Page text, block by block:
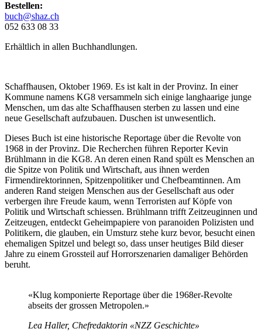
Bestellen:
buch@shaz.ch
052 633 08 33
Erhältlich in allen Buchhandlungen.
Schaffhausen, Oktober 1969. Es ist kalt in der Provinz. In einer
Kommune namens KG8 versammeln sich einige langhaarige junge
Menschen, um das alte Schaffhausen sterben zu lassen und eine
neue Gesellschaft aufzubauen. Duschen ist unwesentlich.
Dieses Buch ist eine historische Reportage über die Revolte von
1968 in der Provinz. Die Recherchen führen Reporter Kevin
Brühlmann in die KG8. An deren einen Rand spült es Menschen an
die Spitze von Politik und Wirtschaft, aus ihnen werden
Firmendirektorinnen, Spitzenpolitiker und Chefbeamtinnen. Am
anderen Rand steigen Menschen aus der Gesellschaft aus oder
verbergen ihre Freude kaum, wenn Terroristen auf Köpfe von
Politik und Wirtschaft schiessen. Brühlmann trifft Zeitzeuginnen und
Zeitzeugen, entdeckt Geheimpapiere von paranoiden Polizisten und
Politikern, die glauben, ein Umsturz stehe kurz bevor, besucht einen
ehemaligen Spitzel und belegt so, dass unser heutiges Bild dieser
Jahre zu einem Grossteil auf Horrorszenarien damaliger Behörden
beruht.
«Klug komponierte Reportage über die 1968er-Revolte
abseits der grossen Metropolen.»
Lea Haller, Chefredaktorin «NZZ Geschichte»